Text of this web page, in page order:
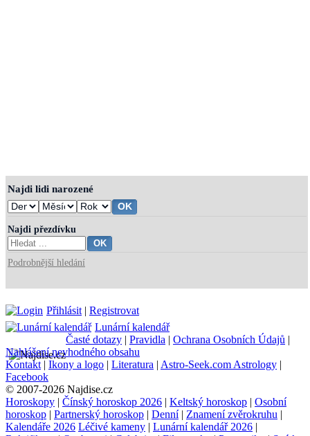
Najdi lidi narozené
Najdi přezdívku
Podrobnější hledání
Přihlásit | Registrovat
Lunární kalendář
Časté dotazy | Pravidla | Ochrana Osobních Údajů |
Nahlášení nevhodného obsahu
Kontakt | Ikony a logo | Literatura | Astro-Seek.com Astrology |
Facebook
© 2007-2026 Najdise.cz
Horoskopy | Čínský horoskop 2026 | Keltský horoskop | Osobní
horoskop | Partnerský horoskop | Denní| Znamení zvěrokruhu |
Kalendáře 2026 Léčivé kameny | Lunární kalendář 2026 |